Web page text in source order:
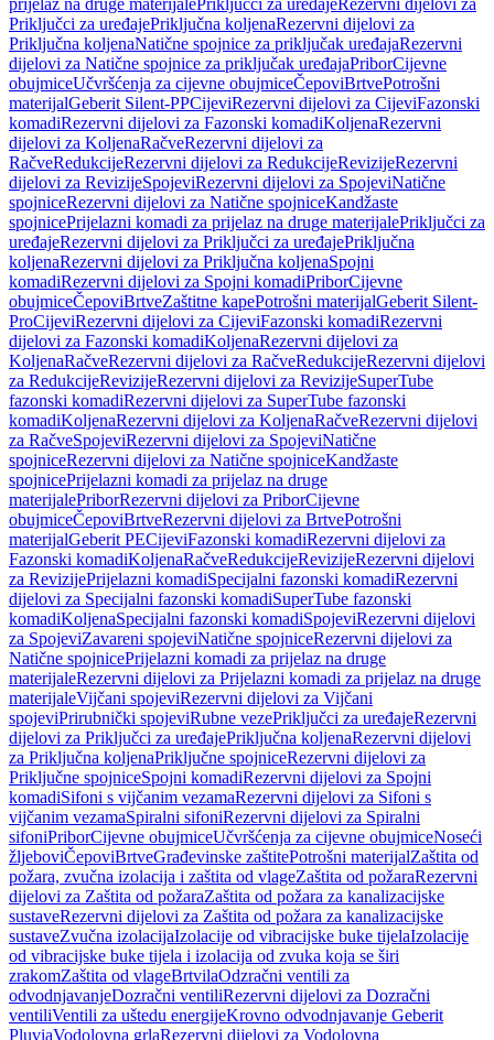
prijelaz na druge materijalePriključci za uređajeRezervni dijelovi za
Priključci za uređajePriključna koljenaRezervni dijelovi za
Priključna koljenaNatične spojnice za priključak uređajaRezervni
dijelovi za Natične spojnice za priključak uređajaPriborCijevne
obujmiceUčvršćenja za cijevne obujmiceČepoviBrtvePotrošni
materijalGeberit Silent-PPCijeviRezervni dijelovi za CijeviFazonski
komadiRezervni dijelovi za Fazonski komadiKoljenaRezervni
dijelovi za KoljenaRačveRezervni dijelovi za
RačveRedukcijeRezervni dijelovi za RedukcijeRevizijeRezervni
dijelovi za RevizijeSpojeviRezervni dijelovi za SpojeviNatične
spojniceRezervni dijelovi za Natične spojniceKandžaste
spojnicePrijelazni komadi za prijelaz na druge materijalePriključci za
uređajeRezervni dijelovi za Priključci za uređajePriključna
koljenaRezervni dijelovi za Priključna koljenaSpojni
komadiRezervni dijelovi za Spojni komadiPriborCijevne
obujmiceČepoviBrtveZaštitne kapePotrošni materijalGeberit Silent-
ProCijeviRezervni dijelovi za CijeviFazonski komadiRezervni
dijelovi za Fazonski komadiKoljenaRezervni dijelovi za
KoljenaRačveRezervni dijelovi za RačveRedukcijeRezervni dijelovi
za RedukcijeRevizijeRezervni dijelovi za RevizijeSuperTube
fazonski komadiRezervni dijelovi za SuperTube fazonski
komadiKoljenaRezervni dijelovi za KoljenaRačveRezervni dijelovi
za RačveSpojeviRezervni dijelovi za SpojeviNatične
spojniceRezervni dijelovi za Natične spojniceKandžaste
spojnicePrijelazni komadi za prijelaz na druge
materijalePriborRezervni dijelovi za PriborCijevne
obujmiceČepoviBrtveRezervni dijelovi za BrtvePotrošni
materijalGeberit PECijeviFazonski komadiRezervni dijelovi za
Fazonski komadiKoljenaRačveRedukcijeRevizijeRezervni dijelovi
za RevizijePrijelazni komadiSpecijalni fazonski komadiRezervni
dijelovi za Specijalni fazonski komadiSuperTube fazonski
komadiKoljenaSpecijalni fazonski komadiSpojeviRezervni dijelovi
za SpojeviZavareni spojeviNatične spojniceRezervni dijelovi za
Natične spojnicePrijelazni komadi za prijelaz na druge
materijaleRezervni dijelovi za Prijelazni komadi za prijelaz na druge
materijaleVijčani spojeviRezervni dijelovi za Vijčani
spojeviPrirubnički spojeviRubne vezePriključci za uređajeRezervni
dijelovi za Priključci za uređajePriključna koljenaRezervni dijelovi
za Priključna koljenaPriključne spojniceRezervni dijelovi za
Priključne spojniceSpojni komadiRezervni dijelovi za Spojni
komadiSifoni s vijčanim vezamaRezervni dijelovi za Sifoni s
vijčanim vezamaSpiralni sifoniRezervni dijelovi za Spiralni
sifoniPriborCijevne obujmiceUčvršćenja za cijevne obujmiceNoseći
žljeboviČepoviBrtveGrađevinske zaštitePotrošni materijalZaštita od
požara, zvučna izolacija i zaštita od vlageZaštita od požaraRezervni
dijelovi za Zaštita od požaraZaštita od požara za kanalizacijske
sustaveRezervni dijelovi za Zaštita od požara za kanalizacijske
sustaveZvučna izolacijaIzolacije od vibracijske buke tijelaIzolacije
od vibracijske buke tijela i izolacija od zvuka koja se širi
zrakomZaštita od vlageBrtvilaOdzračni ventili za
odvodnjavanjeDozračni ventiliRezervni dijelovi za Dozračni
ventiliVentili za uštedu energijeKrovno odvodnjavanje Geberit
PluviaVodolovna grlaRezervni dijelovi za Vodolovna